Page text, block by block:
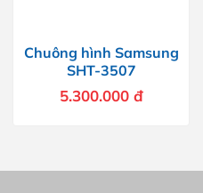
Chuông hình Samsung
SHT-3507
5.300.000 đ